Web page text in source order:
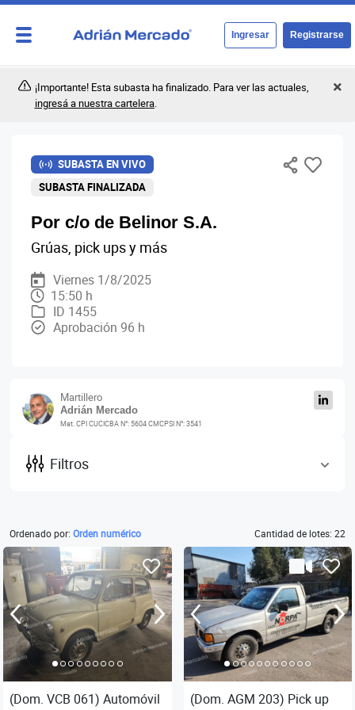
Ingresar Registrarse
¡Importante! Esta subasta ha finalizado. Para ver las actuales,
ingresá a nuestra cartelera.
Por c/o de Belinor S.A.
SUBASTA EN VIVO
SUBASTA FINALIZADA
Grúas, pick ups y más
Viernes 1/8/2025
15:50 h
ID 1455
Aprobación 96 h
Martillero
Adrián Mercado
Mat. CPI CUCICBA N°: 5604 CMCPSI N°: 3541
Filtros
Ordenado por: Orden numérico Cantidad de lotes: 22
(Dom. VCB 061) Automóvil
(Dom. AGM 203) Pick up